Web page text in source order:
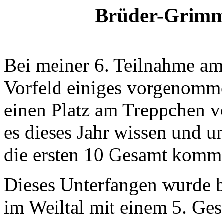
Brüder-
Bei meiner 6. Teilnahme
Vorfeld einiges
einen Platz am Treppchen
es dieses Jahr wissen und
die ersten 10 Gesamt
Dieses Unterfangen wurde
im Weiltal mit einem 5.